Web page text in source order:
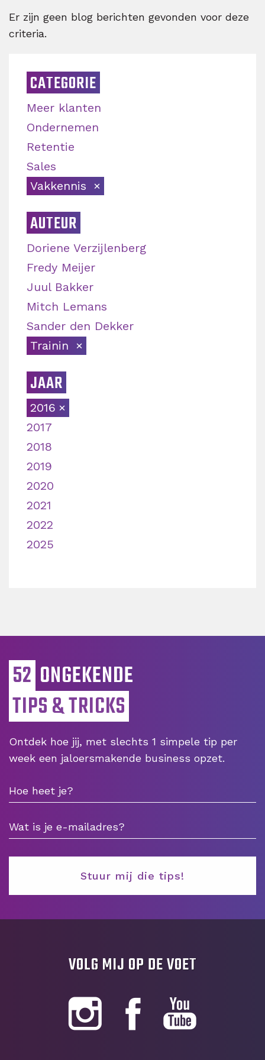
Er zijn geen blog berichten gevonden voor deze
criteria.
CATEGORIE
Meer klanten
Ondernemen
Retentie
Sales
Vakkennis
AUTEUR
Doriene Verzijlenberg
Fredy Meijer
Juul Bakker
Mitch Lemans
Sander den Dekker
Trainin
JAAR
2016
2017
2018
2019
2020
2021
2022
2025
52 ONGEKENDE
TIPS & TRICKS
Ontdek hoe jij, met slechts 1 simpele tip per
week een jaloersmakende business opzet.
VOLG MIJ OP DE VOET